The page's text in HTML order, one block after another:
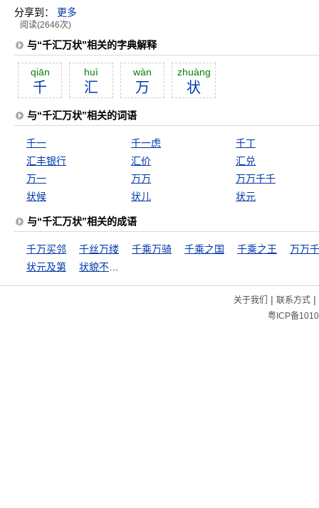
分享到： 更多
阅读(2646次)
与“千汇万状”相关的字典解释
qiān
千
huì
汇
wàn
万
zhuàng
状
与“千汇万状”相关的词语
千一 千一虑
千丁
汇丰银行
汇价
汇兑
万一
万万
万万千千
状候
状儿 状元
与“千汇万状”相关的成语
千万买邻 千丝万缕 千乘万骑 千乘之国 千乘之王
万万
状元及第
关于我们 | 联系方式|
粤ICP备